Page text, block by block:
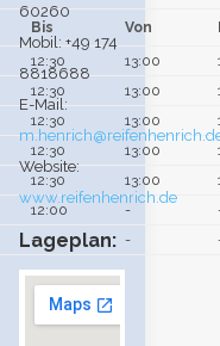
Bis Von
12:30 13:00
12:30 13:00
12:30 13:00
12:30 13:00
12:30 13:00
12:00 -
- -
60260
Mobil: +49 174
8818688
E-Mail:
Website:
www.reifenhenrich.de
Lageplan: